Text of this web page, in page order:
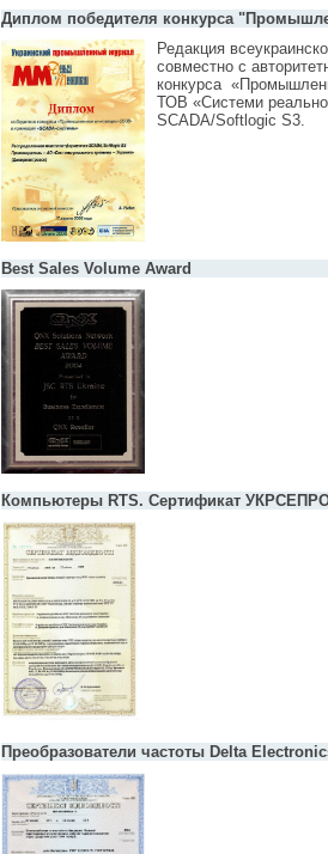
Диплом победителя конкурса
Редакция
совместно с
конкурса
ТОВ «Системи
SCADA/Softlogic S3.
Best Sales Volume Award
Компьютеры RTS. Сертификат
Преобразователи частоты Delta